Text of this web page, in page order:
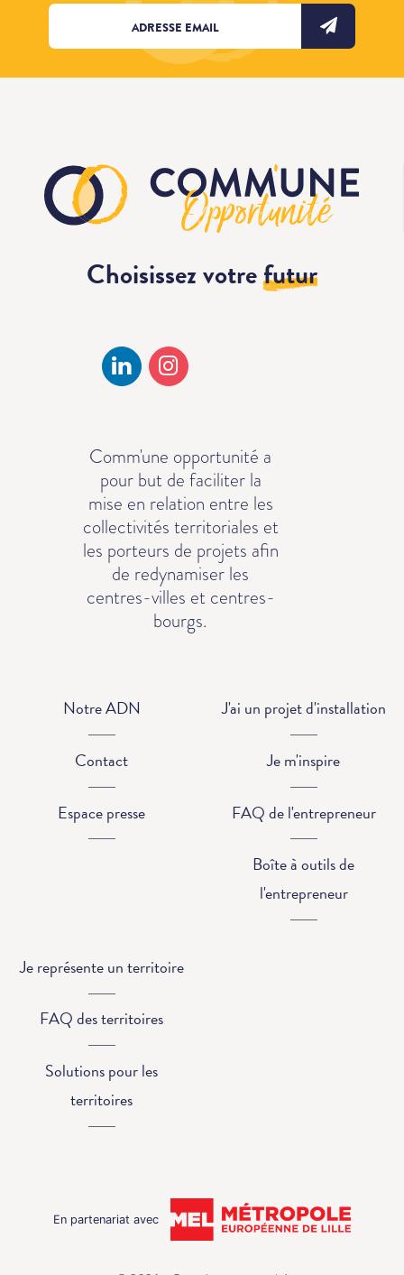
Choisissez votrefutur
Comm'une opportunité a
pour but de faciliter la
mise en relation entre les
collectivités territoriales et
les porteurs de projets afin
de redynamiser les
centres-villes et centres-
bourgs.
Notre ADN
Contact
Espace presse
J'ai un projet d'installation
Je m'inspire
FAQ de l'entrepreneur
Boîte à outils de
l'entrepreneur
Je représente un territoire
FAQ des territoires
Solutions pour les
territoires
En partenariat avec